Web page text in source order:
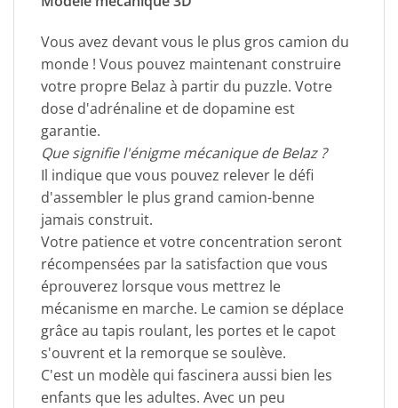
Vous avez devant vous le plus gros camion du
monde ! Vous pouvez maintenant construire
votre propre Belaz à partir du puzzle. Votre
dose d'adrénaline et de dopamine est
garantie.
Que signifie l'énigme mécanique de Belaz ?
Il indique que vous pouvez relever le défi
d'assembler le plus grand camion-benne
jamais construit.
Votre patience et votre concentration seront
récompensées par la satisfaction que vous
éprouverez lorsque vous mettrez le
mécanisme en marche. Le camion se déplace
grâce au tapis roulant, les portes et le capot
s'ouvrent et la remorque se soulève.
C'est un modèle qui fascinera aussi bien les
enfants que les adultes. Avec un peu